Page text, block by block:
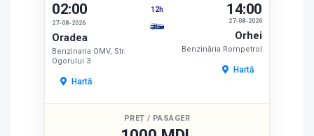
02:00
27-08-2026
Oradea
Benzinaria OMV, Str.
Ogorului 3
Hartă
12h
27-08-2026
14:00
Orhei
Benzinăria Rompetrol
Hartă
PREȚ / PASAGER